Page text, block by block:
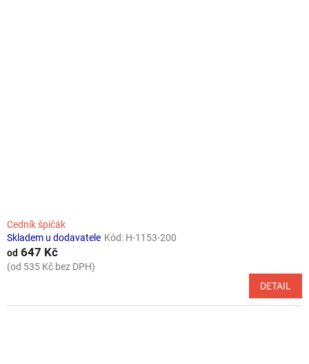
Cedník špičák
Skladem u dodavatele Kód: H-1153-200
od 647 Kč
(od 535 Kč bez DPH)
DETAIL